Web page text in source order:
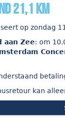
21,1 km
op zondag
aan Zee: om
kan